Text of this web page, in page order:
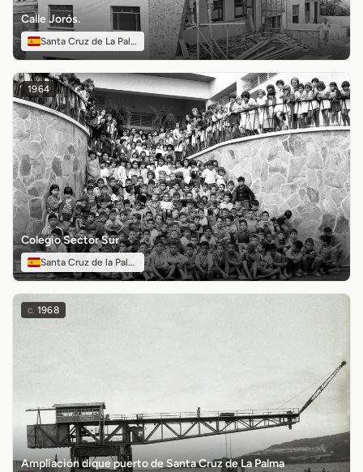
Calle Jorós.
Santa Cruz de La Palma
1964
Colegio Sector Sur
Santa Cruz de la Palma
c. 1968
Ampliación dique puerto de Santa Cruz de La Palma